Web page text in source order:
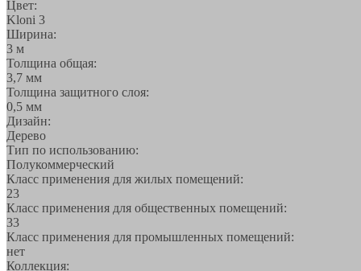
Цвет:
Kloni 3
Ширина:
3 м
Толщина общая:
3,7 мм
Толщина защитного слоя:
0,5 мм
Дизайн:
Дерево
Тип по использованию:
Полукоммерческий
Класс применения для жилых помещений:
23
Класс применения для общественных помещений:
33
Класс применения для промышленных помещений:
нет
Коллекция: